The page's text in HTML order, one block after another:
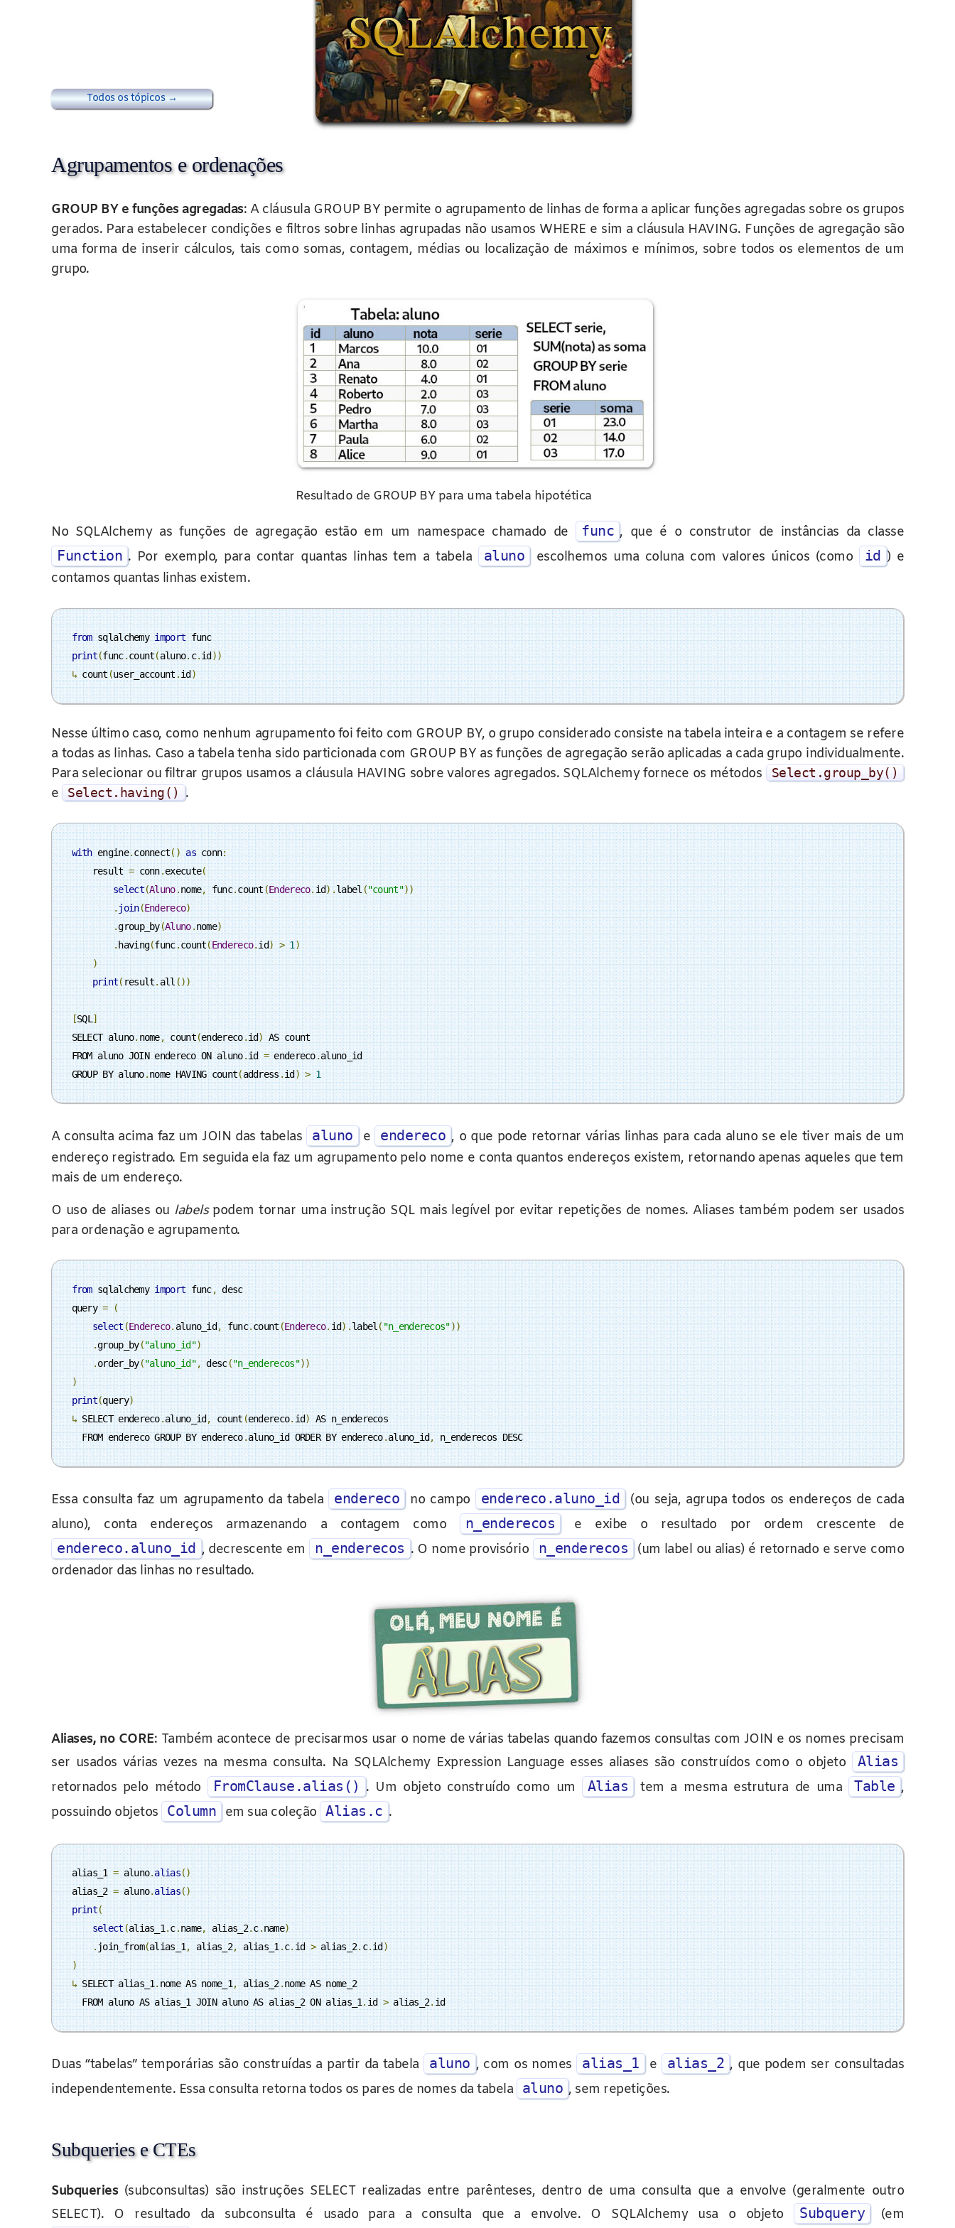
Todos os tópicos →
Agrupamentos e ordenações
GROUP BY e funções agregadas: A cláusula GROUP BY permite o agrupamento de linhas de forma a aplicar funções agregadas sobre os grupos
gerados. Para estabelecer condições e filtros sobre linhas agrupadas não usamos WHERE e sim a cláusula HAVING. Funções de agregação são
uma forma de inserir cálculos, tais como somas, contagem, médias ou localização de máximos e mínimos, sobre todos os elementos de um
grupo.
Resultado de GROUP BY para uma tabela hipotética
No SQLAlchemy as funções de agregação estão em um namespace chamado de func , que é o construtor de instâncias da classe
Function . Por exemplo, para contar quantas linhas tem a tabela aluno escolhemos uma coluna com valores únicos (como id ) e
contamos quantas linhas existem.
from sqlalchemy import
func
print(func.count(aluno.c.id))
↳ count(user_account.id)
Nesse último caso, como nenhum agrupamento foi feito com GROUP BY, o grupo considerado consiste na tabela inteira e a contagem se refere
a todas as linhas. Caso a tabela tenha sido particionada com GROUP BY as funções de agregação serão aplicadas a cada grupo individualmente.
Para selecionar ou filtrar grupos usamos a cláusula HAVING sobre valores agregados. SQLAlchemy fornece os métodos
Select .group_by()
e Select. having() .
with engine.connect() as conn:
    result
= conn.execute(
select(Aluno.nome, func.count(Endereco.id).label("count"))
.join(Endereco)
.group_by(Aluno.nome)
.having(func.count(Endereco.id) > 1)
)
print(result.all())
[SQL]
SELECT aluno.nome, count(endereco.id) AS count
FROM aluno JOIN endereco ON aluno.id = endereco.aluno_id
GROUP BY aluno.nome HAVING count(address.id) > 1
A consulta acima faz um JOIN das tabelas aluno e endereco , o que pode retornar várias linhas para cada aluno se ele tiver mais de um
endereço registrado. Em seguida ela faz um agrupamento pelo nome e conta quantos endereços existem, retornando apenas aqueles que tem
mais de um endereço.
O uso de aliases ou labelspodem tornar uma instrução SQL mais legível por evitar repetições de nomes. Aliases também podem ser usados
para ordenação e agrupamento.
from sqlalchemy import func, desc
query = (
select(Endereco.aluno_id, func.count(Endereco.id).label("n_enderecos"))
.group_by("aluno_id")
.order_by("aluno_id", desc("n_enderecos"))
)
print(query)
↳ SELECT endereco.aluno_id, count(endereco.id) AS n_enderecos
  FROM endereco GROUP BY endereco
.aluno_id ORDER BY endereco.aluno_id, n_enderecos DESC
Essa consulta faz um agrupamento da tabela endereco no campo endereco.aluno_id
(ou seja, agrupa todos os endereços de cada
aluno), conta endereços armazenando a contagem como
n_enderecos e exibe o resultado por ordem crescente de
endereco.aluno_id , decrescente em n_enderecos . O nome provisório n_enderecos
(um label ou alias) é retornado e serve como
ordenador das linhas no resultado.
Aliases, no CORE: Também acontece de precisarmos usar o nome de várias tabelas quando fazemos consultas com JOIN e os nomes precisam
ser usados várias vezes na mesma consulta. Na SQLAlchemy Expression Language esses aliases são construídos como o objeto
Alias
retornados pelo método FromClause.alias() . Um objeto construído como um Alias tem a mesma estrutura de uma Table ,
possuindo objetos
Column em sua coleção Alias.c .
alias_1 = aluno.alias()
alias_2 = aluno.alias()
print(
select(alias_1.c.name, alias_2.c.name)
.join_from(alias_1, alias_2, alias_1.c.id > alias_2.c.id)
)
↳ SELECT alias_1.nome AS nome_1, alias_2.nome AS nome_2
  FROM aluno AS alias_1 JOIN aluno AS alias_2 ON alias_1
.id > alias_2.id
Duas “tabelas” temporárias são construídas a partir da tabela aluno , com os nomes alias_1 e alias_2 , que podem ser consultadas
independentemente. Essa consulta retorna todos os pares de nomes da tabela
aluno , sem repetições.
Subqueries e CTEs
Subqueries (subconsultas) são instruções SELECT realizadas entre parênteses, dentro de uma consulta que a envolve (geralmente outro
SELECT). O resultado da subconsulta é usado para a consulta que a envolve. O SQLAlchemy usa o objeto
Subquery (em